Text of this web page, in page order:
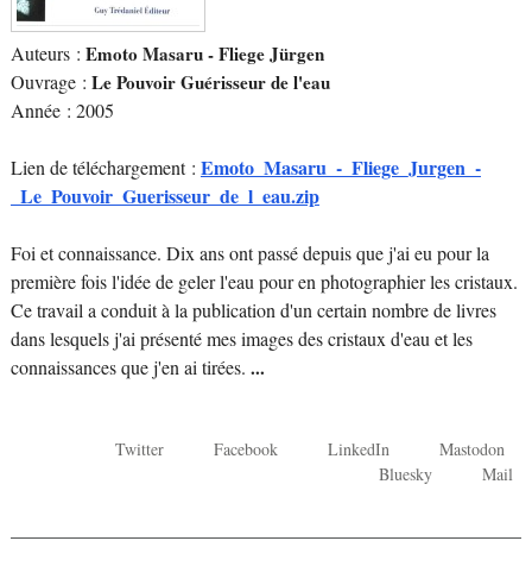
Auteurs : Emoto Masaru - Fliege Jürgen
Ouvrage : Le Pouvoir Guérisseur de l'eau
Année : 2005
Lien de téléchargement : Emoto_Masaru_-_Fliege_Jurgen_-
_Le_Pouvoir_Guerisseur_de_l_eau.zip
Foi et connaissance. Dix ans ont passé depuis que j'ai eu pour la
première fois l'idée de geler l'eau pour en photographier les cristaux.
Ce travail a conduit à la publication d'un certain nombre de livres
dans lesquels j'ai présenté mes images des cristaux d'eau et les
connaissances que j'en ai tirées. ...
Twitter Facebook LinkedIn
Mastodon
Bluesky
Mail